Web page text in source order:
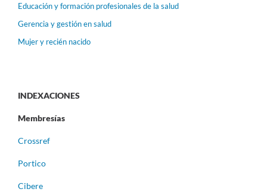
Educación y formación profesionales de la salud
Gerencia y gestión en salud
Mujer y recién nacido
INDEXACIONES
Membresías
Crossref
Portico
Cibere